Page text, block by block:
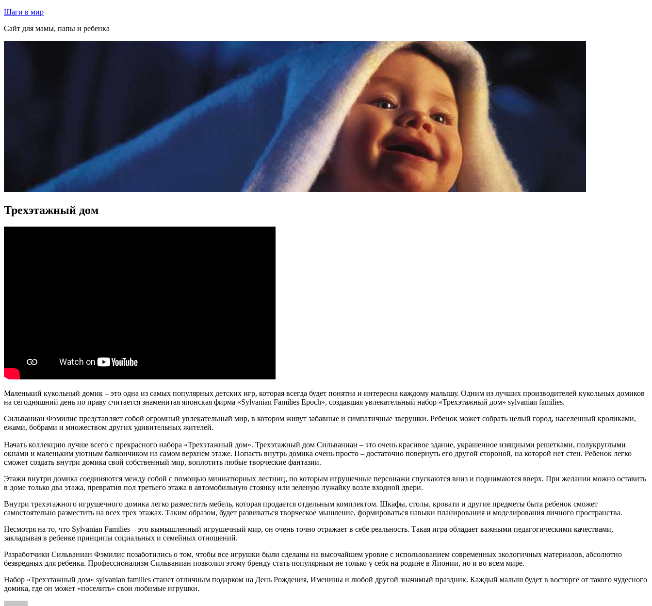
Перейти
содержимому
Шаги в мир
Сайт для мамы, папы и ребенка
Трехэтажный дом
Маленький кукольный домик – это одна из самых популярных детских игр, которая всегда будет понятна и интересна каждому малышу. Одним из лучших производителей кукольных домиков
на сегодняшний день по праву считается знаменитая японская фирма «Sylvanian Families Epoch», создавшая увлекательный набор «Трехэтажный дом» sylvanian families.
Сильваниан Фэмилис представляет собой огромный увлекательный мир, в котором живут забавные и симпатичные зверушки. Ребенок может собрать целый город, населенный кроликами,
ежами, бобрами и множеством других удивительных жителей.
Начать коллекцию лучше всего с прекрасного набора «Трехэтажный дом». Трехэтажный дом Сильваниан – это очень красивое здание, украшенное изящными решетками, полукруглыми
окнами и маленьким уютным балкончиком на самом верхнем этаже. Попасть внутрь домика очень просто – достаточно повернуть его другой стороной, на которой нет стен. Ребенок легко
сможет создать внутри домика свой собственный мир, воплотить любые творческие фантазии.
Этажи внутри домика соединяются между собой с помощью миниатюрных лестниц, по которым игрушечные персонажи спускаются вниз и поднимаются вверх. При желании можно оставить
в доме только два этажа, превратив пол третьего этажа в автомобильную стоянку или зеленую лужайку возле входной двери.
Внутри трехэтажного игрушечного домика легко разместить мебель, которая продается отдельным комплектом. Шкафы, столы, кровати и другие предметы быта ребенок сможет
самостоятельно разместить на всех трех этажах. Таким образом, будет развиваться творческое мышление, формироваться навыки планирования и моделирования личного пространства.
Несмотря на то, что Sylvanian Families – это вымышленный игрушечный мир, он очень точно отражает в себе реальность. Такая игра обладает важными педагогическими качествами,
закладывая в ребенке принципы социальных и семейных отношений.
Разработчики Сильваниан Фэмилис позаботились о том, чтобы все игрушки были сделаны на высочайшем уровне с использованием современных экологичных материалов, абсолютно
безвредных для ребенка. Профессионализм Сильваниан позволил этому бренду стать популярным не только у себя на родине в Японии, но и во всем мире.
Набор «Трехэтажный дом» sylvanian families станет отличным подарком на День Рождения, Именины и любой другой значимый праздник. Каждый малыш будет в восторге от такого чудесного
домика, где он может «поселить» свои любимые игрушки.